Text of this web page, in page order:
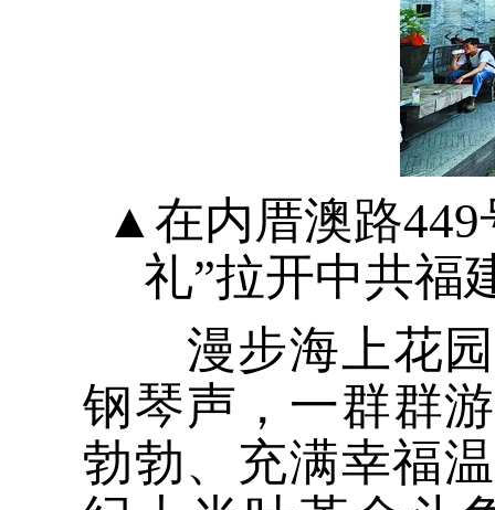
▲在内厝澳路449
礼”拉开中共福
漫步海上花园
钢琴声，一群群
勃勃、充满幸福